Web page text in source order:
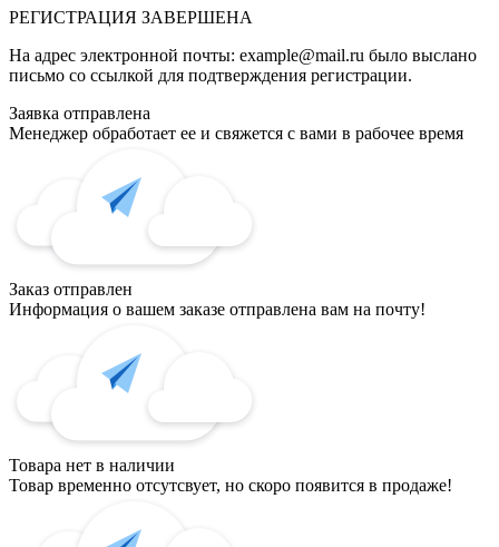
РЕГИСТРАЦИЯ ЗАВЕРШЕНА
На адрес электронной почты: example@mail.ru было выслано
письмо со ссылкой для подтверждения регистрации.
Заявка отправлена
Менеджер обработает ее и свяжется с вами в рабочее время
Заказ отправлен
Информация о вашем заказе отправлена вам на почту!
Товара нет в наличии
Товар временно отсутсвует, но скоро появится в продаже!